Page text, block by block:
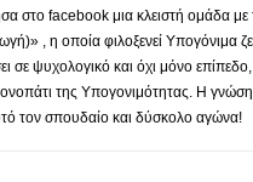
στο facebook μια κλειστή ομάδα
, η οποία φιλοξενεί Υπογόνιμα
σε ψυχολογικό και όχι μόνο
της Υπογονιμότητας. Η γνώση
τον σπουδαίο και δύσκολο αγώνα!